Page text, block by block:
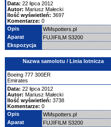
Data: 22 lipca 2012
Autor: Mariusz Małecki
Ilość wyświetleń: 3697
Komentarze: 0
Opis
WMspotters.pl
Aparat
FUJIFILM S3200
Ekspozycja
Nazwa samolotu / Linia lotnicza
Boeing 777 300ER
Emirates
Data: 22 lipca 2012
Autor: Mariusz Małecki
Ilość wyświetleń: 3738
Komentarze: 0
Opis
WMspotters.pl
Aparat
FUJIFILM S3200